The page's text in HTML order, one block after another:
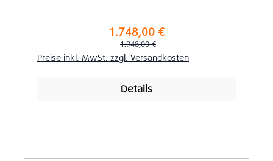
Verkaufspreis:1.748,00 €
Regulärer Preis:
1.948,00 €
Preise inkl. MwSt. zzgl. Versandkosten
Details